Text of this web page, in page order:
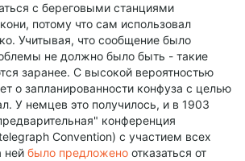
с береговыми станциями
потому что сам использовал
Учитывая, что сообщение было
не должно было быть - такие
заранее. С высокой вероятностью
о запланированности конфуза с целью
У немцев это получилось, и в 1903
конференция
Convention) с участием всех
ней было предложено отказаться от